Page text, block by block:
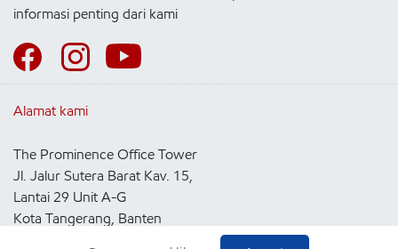
informasi penting dari kami
Alamat kami
The Prominence Office Tower
Jl. Jalur Sutera Barat Kav. 15,
Lantai 29 Unit A-G
Kota Tangerang, Banten